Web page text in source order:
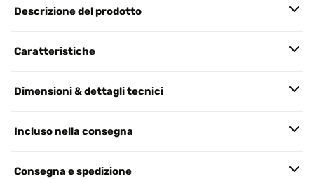
Descrizione del prodotto
Caratteristiche
Dimensioni & dettagli tecnici
Incluso nella consegna
Consegna e spedizione